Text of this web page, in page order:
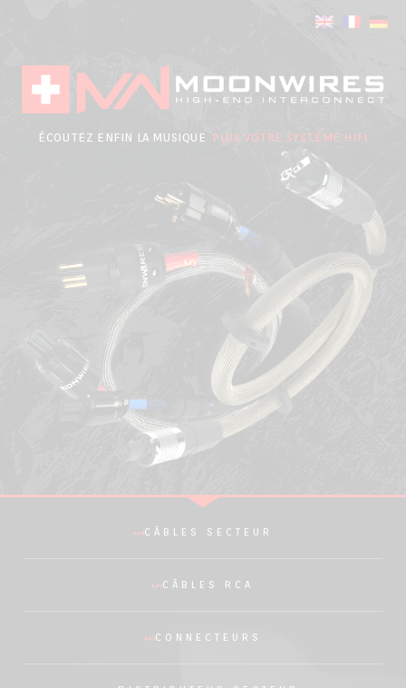
contenu
ÉCOUTEZ ENFIN LA MUSIQUE PLUS VOTRE SYSTÈME HIFI
CÂBLES SECTEUR
CÂBLES RCA
CONNECTEURS